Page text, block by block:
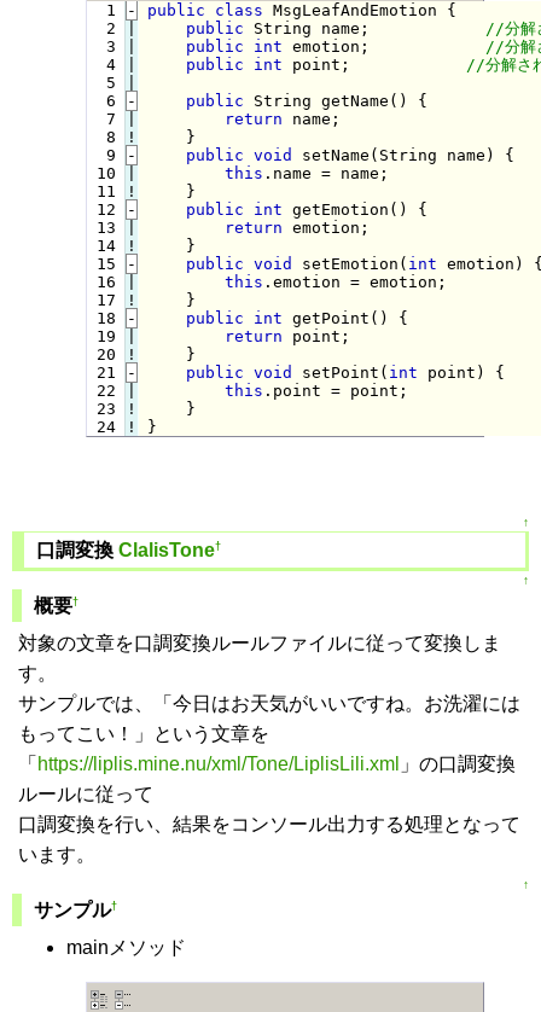
  1
  2
  3
  4
  5
  6
  7
  8
  9
10
11
12
13
14
15
16
17
18
19
20
21
22
23
24
-
-
!
-
!
-
!
-
!
-
!
-
!
!
public class MsgLeafAndEmotion {
public String name;
public
int emotion;
public
int point;
public String getName() {
return name;
}
public void setName(String name) {
this .name = name;
}
public
int getEmotion() {
return emotion;
}
public void setEmotion( int emotion)
this .emotion = emotion;
}
public
int getPoint() {
return point;
}
public void setPoint( int point) {
this .point = point;
}
↑
口調変換 ClalisTone†
↑
概要†
対象の文章を口調変換ルールファイルに従って変換しま
す。
サンプルでは、「今日はお天気がいいですね。お洗濯には
もってこい！」という文章を
「 https://liplis.mine.nu/xml/Tone/LiplisLili.xml 」の口調変換
ルールに従って
口調変換を行い、結果をコンソール出力する処理となって
います。
↑
サンプル†
mainメソッド